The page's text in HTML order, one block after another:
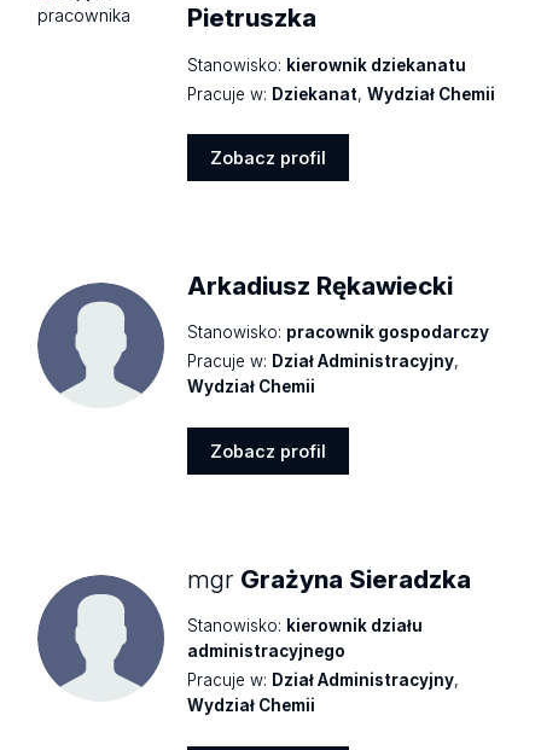
Pietruszka
Stanowisko: kierownik dziekanatu
Pracuje w: Dziekanat,Wydział Chemii
Zobacz profil
Arkadiusz Rękawiecki
Stanowisko: pracownik gospodarczy
Pracuje w: Dział Administracyjny,
Wydział Chemii
Zobacz profil
mgr Grażyna Sieradzka
Stanowisko: kierownik działu
administracyjnego
Pracuje w: Dział Administracyjny,
Wydział Chemii